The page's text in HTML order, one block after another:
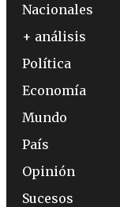
Nacionales
+ análisis
Política
Economía
Mundo
País
Opinión
Sucesos